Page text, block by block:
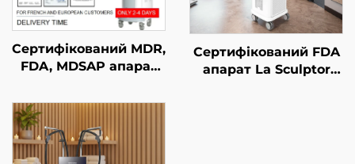
Сертифікований MDR,
FDA, MDSAP апарат
видалення волосся
типу «4 в 1» зі
змінними насадками
та потужністю 600 Вт,
Сертифікований FDA
апарат La Sculptor